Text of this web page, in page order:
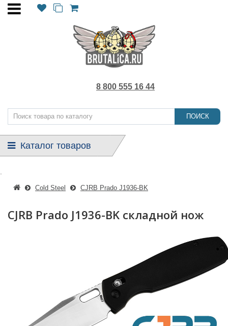
8 800 555 16 44
ПОИСК
Каталог товаров
Cold Steel CJRB Prado J1936-BK
CJRB Prado J1936-BK складной нож